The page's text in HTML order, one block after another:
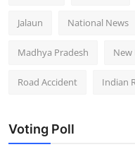
Jalaun National News
Madhya Pradesh New
Road Accident Indian
Voting Poll